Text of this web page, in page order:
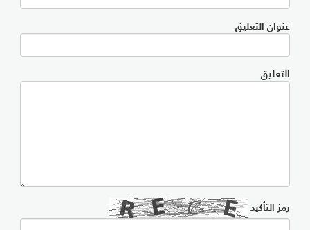
عنوان التعليق
التعليق
رمز التأكيد